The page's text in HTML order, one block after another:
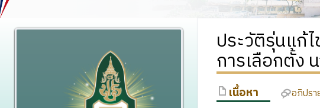
ประวัติรุ่นแก้
การเลือกตั้ง
เนื้อหา อภิปรา